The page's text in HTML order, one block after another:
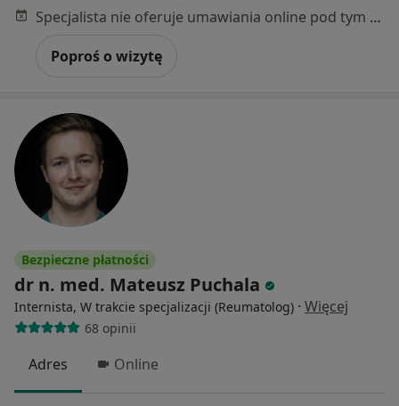
Specjalista nie oferuje umawiania online pod tym adresem.
Poproś o wizytę
Bezpieczne płatności
dr n. med. Mateusz Puchala
Internista, W trakcie specjalizacji (Reumatolog) · Więcej
68 opinii
Adres Online